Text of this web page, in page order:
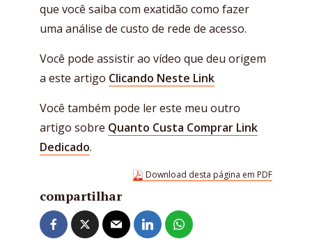
que você saiba com exatidão como fazer
uma análise de custo de rede de acesso.
Você pode assistir ao vídeo que deu origem
a este artigo Clicando Neste Link
Você também pode ler este meu outro
artigo sobre Quanto Custa Comprar Link
Dedicado.
Download desta página em PDF
compartilhar